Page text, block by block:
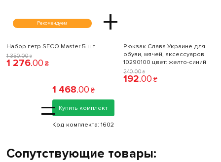
Рекомендуем +
Набор гетр SECO Master 5 шт
1 350.00 ₴
1 276.00 ₴
Рюкзак Слава Украине для
обуви, мячей, аксессуаров
10290100 цвет: желто-синий
240.00 ₴
192.00 ₴
=
1 468.00 ₴
Купить комплект
Код комплекта: 1602
Сопутствующие товары: